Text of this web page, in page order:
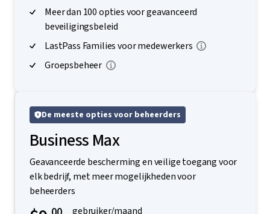
Meer dan 100 opties voor geavanceerd
beveiligingsbeleid
LastPass Families voor medewerkers
Groepsbeheer
De meeste opties voor beheerders
Business Max
Geavanceerde bescherming en veilige toegang voor
elk bedrijf, met meer mogelijkheden voor
beheerders
gebruiker/maand